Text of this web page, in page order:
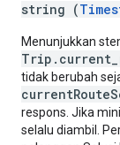
string (
Menunjukkan
tidak berubah
respons. Jika
selalu diambil.